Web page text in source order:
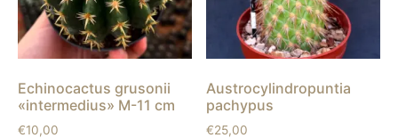
Echinocactus grusonii
«intermedius» M-11 cm
€10,00
Austrocylindropuntia
pachypus
€25,00